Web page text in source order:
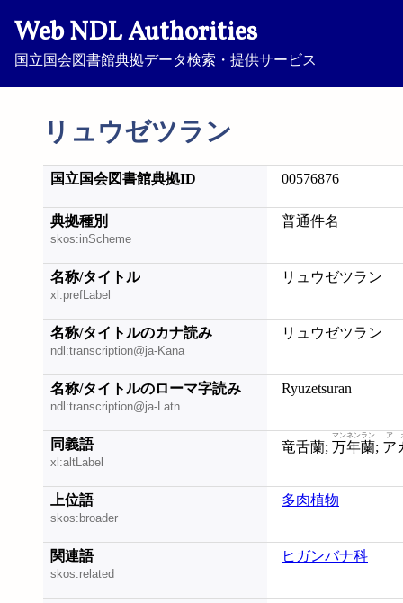
Web NDL Authorities
国立国会図書館典拠データ検索・提供サービス
リュウゼツラン
国立国会図書館典拠ID 00576876
典拠種別
skos:inScheme
普通件名
名称/タイトル
xl:prefLabel
リュウゼツラン
名称/タイトルのカナ読み
ndl:transcription@ja-Kana
リュウゼツラン
名称/タイトルのローマ字読み
ndl:transcription@ja-Latn
Ryuzetsuran
同義語
xl:altLabel
竜舌蘭; 万年蘭
マンネンラン
; ア
ア
上位語
skos:broader
多肉植物
関連語
skos:related
ヒガンバナ科